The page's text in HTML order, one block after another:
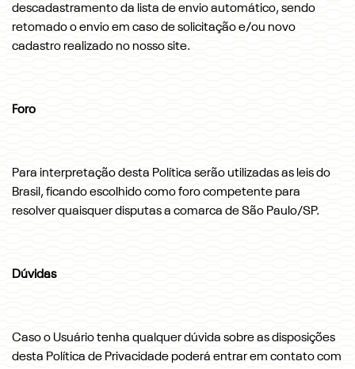
descadastramento da lista de envio automático, sendo
retomado o envio em caso de solicitação e/ou novo
cadastro realizado no nosso site.
Foro
Para interpretação desta Política serão utilizadas as leis do
Brasil, ficando escolhido como foro competente para
resolver quaisquer disputas a comarca de São Paulo/SP.
Dúvidas
Caso o Usuário tenha qualquer dúvida sobre as disposições
desta Política de Privacidade poderá entrar em contato com